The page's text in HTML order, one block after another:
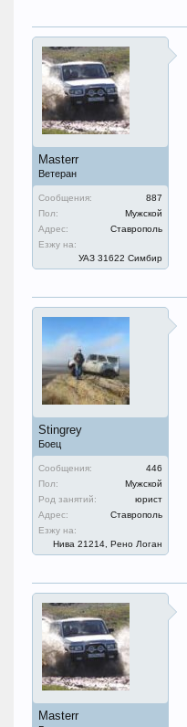
Masterr
Ветеран
Сообщения:
887
Пол:
Мужской
Адрес:
Ставрополь
Езжу на:
УАЗ 31622 Симбир
Stingrey
Боец
Сообщения:
446
Пол:
Мужской
Род занятий:
юрист
Адрес:
Ставрополь
Езжу на:
Нива 21214, Рено Логан
Masterr